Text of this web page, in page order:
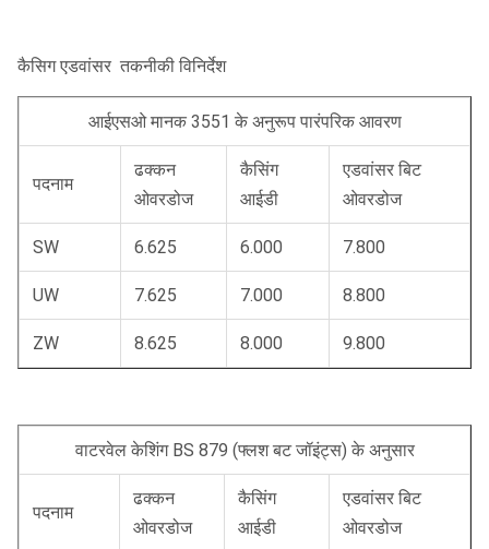
कैसिग एडवांसर ️ तकनीकी विनिर्देश
आईएसओ मानक 3551 के अनुरूप पारंपरिक आवरण
पदनाम
ढक्कन
ओवरडोज
कैसिंग
आईडी
एडवांसर बिट
ओवरडोज
SW 6.625 6.000 7.800
UW 7.625 7.000 8.800
ZW 8.625 8.000 9.800
वाटरवेल केशिंग BS 879 (फ्लश बट जॉइंट्स) के अनुसार
पदनाम
ढक्कन
ओवरडोज
कैसिंग
आईडी
एडवांसर बिट
ओवरडोज